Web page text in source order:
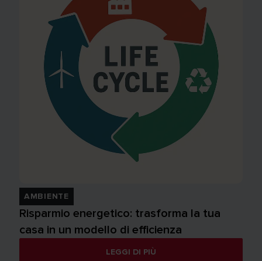
AMBIENTE
Risparmio energetico: trasforma la tua
casa in un modello di efficienza
LEGGI DI PIÙ